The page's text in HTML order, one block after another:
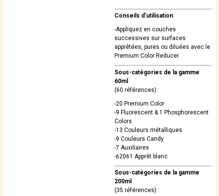
Conseils d’utilisation
-Appliquez en couches
successives sur surfaces
apprêtées, pures ou diluées avec le
Premium Color Reducer.
Sous-catégories de la gamme
60ml
(60 références) :
-20 Premium Color
-9 Fluorescent & 1 Phosphorescent
Colors
-13 Couleurs métalliques
-9 Couleurs Candy
-7 Auxiliaires
-62061 Apprêt blanc
Sous-catégories de la gamme
200ml
(35 références) :